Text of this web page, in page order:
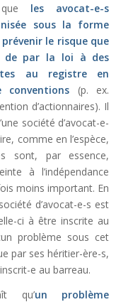
les avocat-e-s
sous la forme
le risque que
de par la loi à des
au registre en
(p. ex.
d’actionnaires). Il
société d’avocat-e-
comme en l’espèce,
sont, par essence,
à l’indépendance
moins important. En
d’avocat-e-s est
ci à être inscrite au
problème sous cet
par ses héritier-ère-s,
e au barreau.
qu’un problème